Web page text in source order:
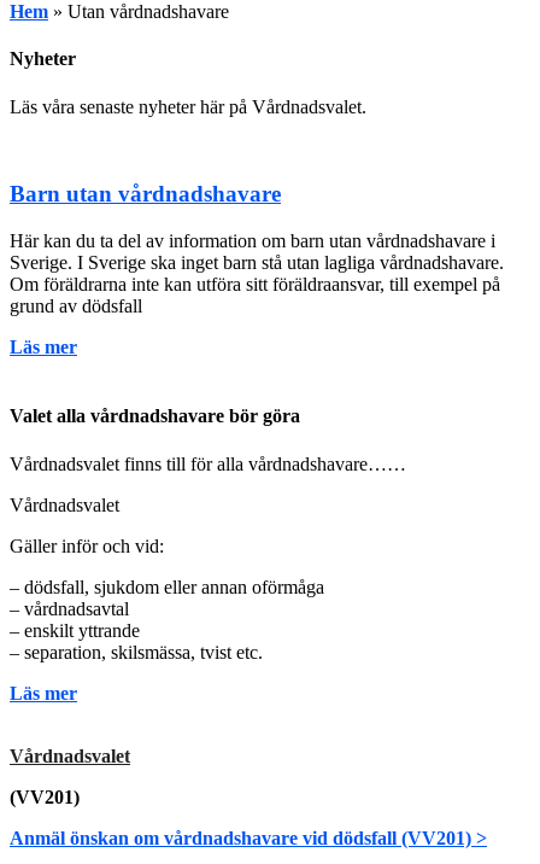
Hem » Utan vårdnadshavare
Nyheter
Läs våra senaste nyheter här på Vårdnadsvalet.
Barn utan vårdnadshavare
Här kan du ta del av information om barn utan vårdnadshavare i
Sverige. I Sverige ska inget barn stå utan lagliga vårdnadshavare.
Om föräldrarna inte kan utföra sitt föräldraansvar, till exempel på
grund av dödsfall
Läs mer
Valet alla vårdnadshavare bör göra
Vårdnadsvalet finns till för alla vårdnadshavare……
Vårdnadsvalet
Gäller inför och vid:
– dödsfall, sjukdom eller annan oförmåga
– vårdnadsavtal
– enskilt yttrande
– separation, skilsmässa, tvist etc.
Läs mer
Vårdnadsvalet
(VV201)
Anmäl önskan om vårdnadshavare vid dödsfall (VV201) >